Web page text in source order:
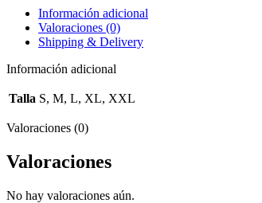
Información adicional
Valoraciones (0)
Shipping & Delivery
Información adicional
Talla S, M, L, XL, XXL
Valoraciones (0)
Valoraciones
No hay valoraciones aún.